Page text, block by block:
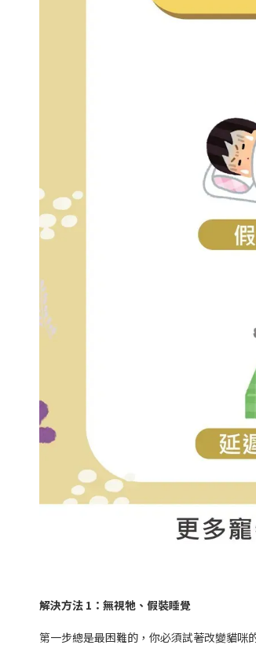
解決方法 1：無視牠、假裝睡覺
第一步總是最困難的，你必須試著改變貓